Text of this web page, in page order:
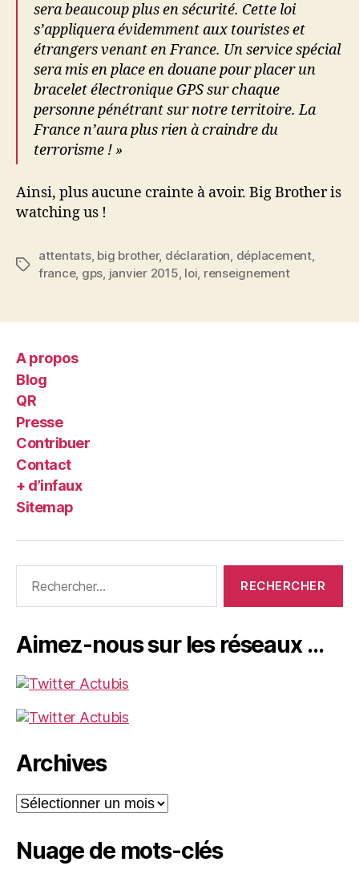
sera beaucoup plus en sécurité. Cette loi
s’appliquera évidemment aux touristes et
étrangers venant en France. Un service spécial
sera mis en place en douane pour placer un
bracelet électronique GPS sur chaque
personne pénétrant sur notre territoire. La
France n’aura plus rien à craindre du
terrorisme ! »
Ainsi, plus aucune crainte à avoir. Big Brother is
watching us !
Étiquettes
attentats, big brother, déclaration déplacement,
france, gps janvier 2015 loi renseignement
A propos
Blog
QR
Presse
Contribuer
Contact
+ d’infaux
Sitemap
Aimez-nous sur les réseaux …
Archives
Archives
Nuage de mots-clés